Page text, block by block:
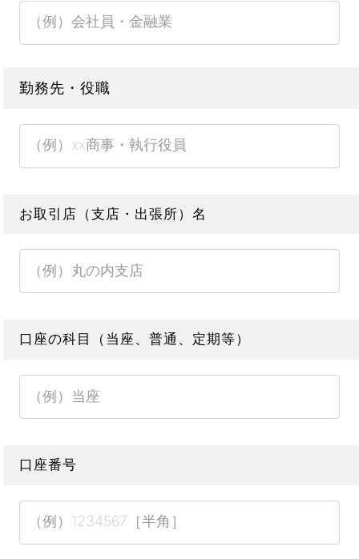
勤務先・役職
お取引店（支店・出張所）名
口座の科目（当座、普通、定期等）
口座番号